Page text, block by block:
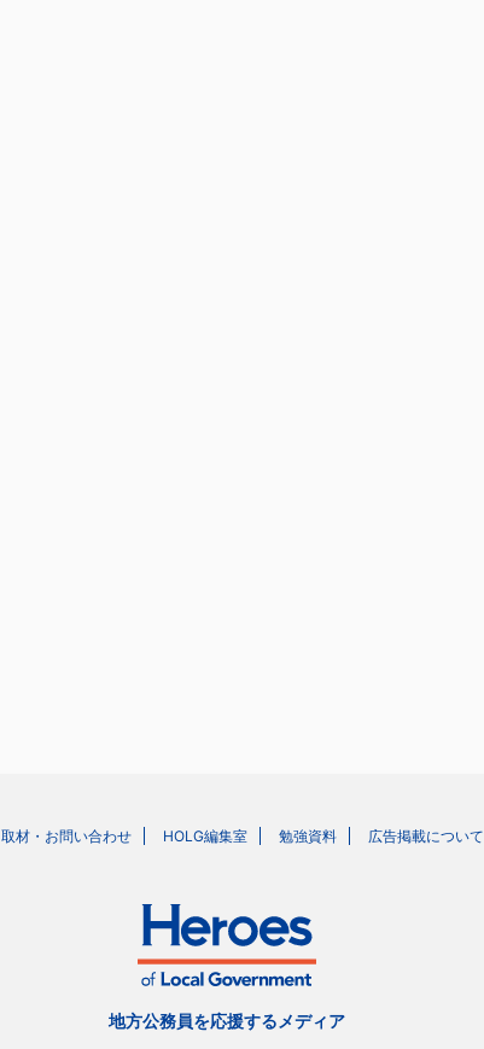
取材・お問い合わせ HOLG編集室 勉強資料 広告掲載について
地方公務員を応援するメディア